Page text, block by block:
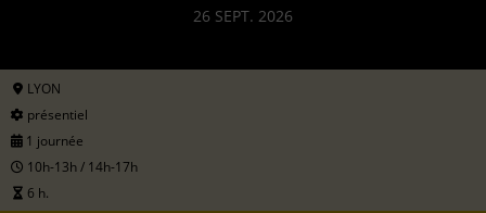
26 SEPT. 2026
LYON
présentiel
1 journée
10h-13h / 14h-17h
6 h.